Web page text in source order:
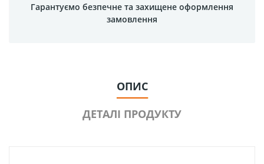
Гарантуємо безпечне та захищене оформлення
замовлення
ОПИС
ДЕТАЛІ ПРОДУКТУ